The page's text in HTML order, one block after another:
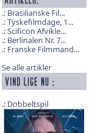
Brasilianske Fil...
Tyskefilmdage, 1...
Scificon Afvikle...
Berlinalen Nr. 7...
Franske Filmmand...
Se alle artikler
Dobbeltspil